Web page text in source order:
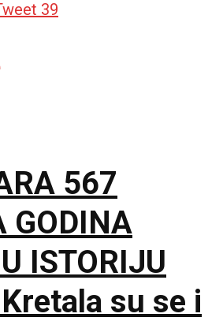
39
567
GODINA
ISTORIJU
su se i